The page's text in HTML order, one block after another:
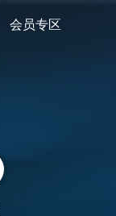
会员专区